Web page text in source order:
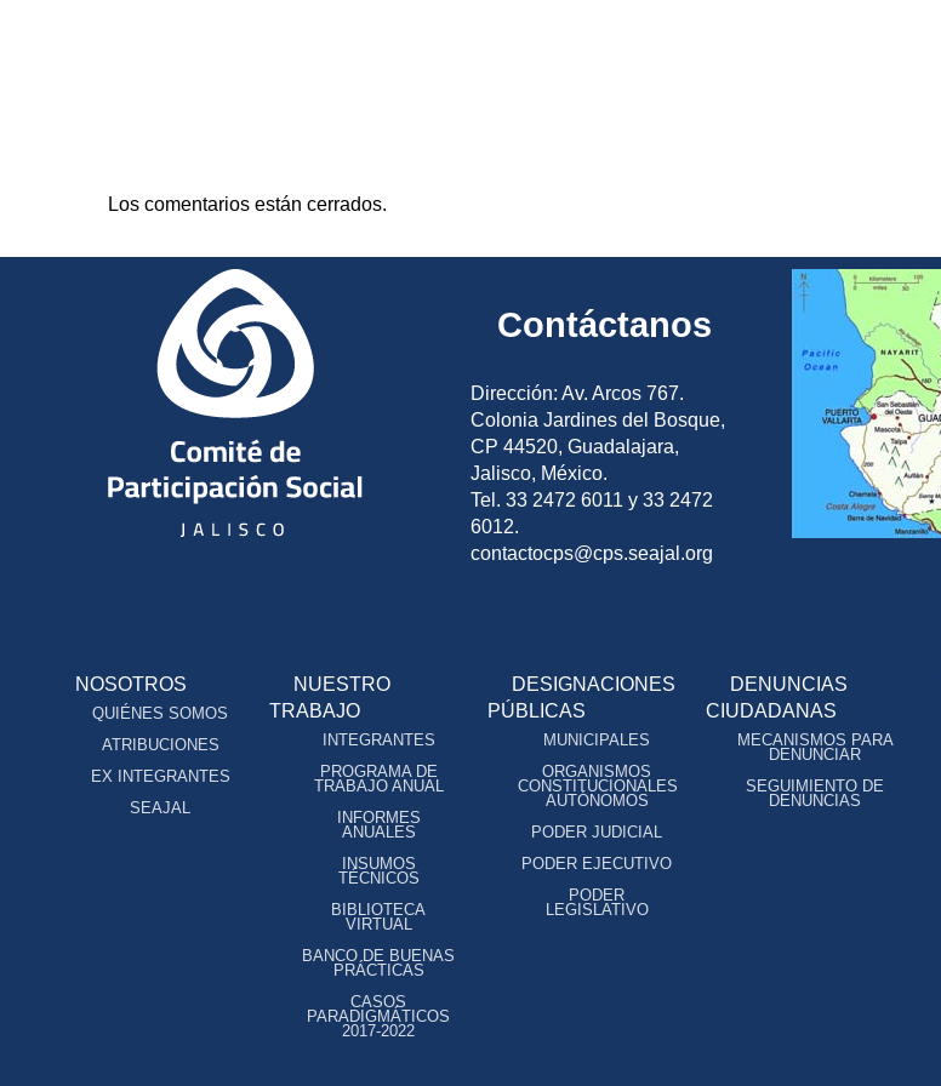
Los comentarios están cerrados.
Contáctanos
Dirección: Av. Arcos 767.
Colonia Jardines del Bosque,
CP 44520, Guadalajara,
Jalisco, México.
Tel. 33 2472 6011 y 33 2472
6012.
contactocps@cps.seajal.org
NOSOTROS
QUIÉNES SOMOS
ATRIBUCIONES
EX INTEGRANTES
SEAJAL
NUESTRO
TRABAJO
INTEGRANTES
PROGRAMA DE
TRABAJO ANUAL
INFORMES
ANUALES
INSUMOS
TÉCNICOS
BIBLIOTECA
VIRTUAL
BANCO DE BUENAS
PRÁCTICAS
CASOS
PARADIGMÁTICOS
2017-2022
DESIGNACIONES
PÚBLICAS
MUNICIPALES
ORGANISMOS
CONSTITUCIONALES
AUTÓNOMOS
PODER JUDICIAL
PODER EJECUTIVO
PODER
LEGISLATIVO
DENUNCIAS
CIUDADANAS
MECANISMOS PARA
DENUNCIAR
SEGUIMIENTO DE
DENUNCIAS